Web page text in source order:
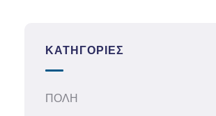
ΚΑΤΗΓΟΡΊΕΣ
ΠΟΛΗ